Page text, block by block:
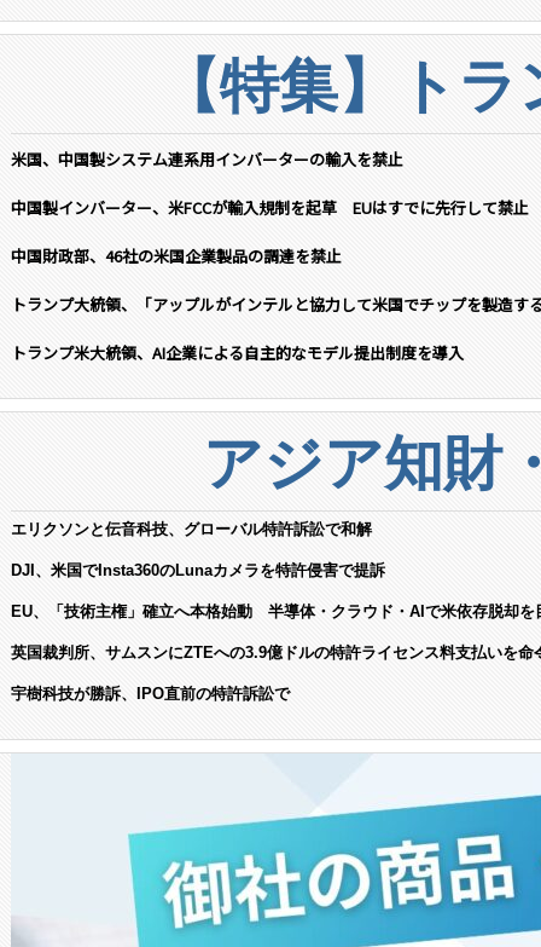
【特集】ト
米国、中国製システム連系用インバーターの輸入を禁止
中国製インバーター、米FCCが輸入規制を起草 EUはすでに先行して禁止
中国財政部、46社の米国企業製品の調達を禁止
トランプ大統領、「アップルがインテルと協力して米国でチップを製造す
トランプ米大統領、AI企業による自主的なモデル提出制度を導入
アジア知財
エリクソンと伝音科技、グローバル特許訴訟で和解
DJI、米国でInsta360のLunaカメラを特許侵害で提訴
EU、「技術主権」確立へ本格始動 半導体・クラウド・AIで米依存脱却を
英国裁判所、サムスンにZTEへの3.9億ドルの特許ライセンス料支払いを命
宇樹科技が勝訴、IPO直前の特許訴訟で